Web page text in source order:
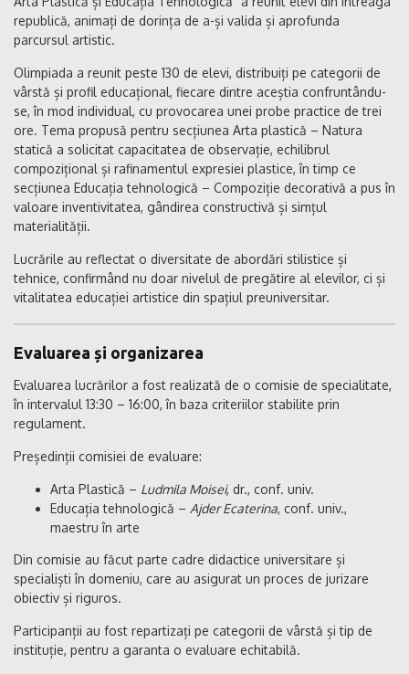
republică, animați de dorința de a-și valida și aprofunda
parcursul artistic.
Olimpiada a reunit peste 130 de elevi, distribuiți pe categorii de
vârstă și profil educațional, fiecare dintre aceștia confruntându-
se, în mod individual, cu provocarea unei probe practice de trei
ore. Tema propusă pentru secțiunea Arta plastică – Natura
statică a solicitat capacitatea de observație, echilibrul
compozițional și rafinamentul expresiei plastice, în timp ce
secțiunea Educația tehnologică – Compoziție decorativă a pus în
valoare inventivitatea, gândirea constructivă și simțul
materialității.
Lucrările au reflectat o diversitate de abordări stilistice și
tehnice, confirmând nu doar nivelul de pregătire al elevilor, ci și
vitalitatea educației artistice din spațiul preuniversitar.
Evaluarea și organizarea
Evaluarea lucrărilor a fost realizată de o comisie de specialitate,
în intervalul 13:30 – 16:00, în baza criteriilor stabilite prin
regulament.
Președinții comisiei de evaluare:
Arta Plastică – Ludmila Moisei, dr., conf. univ.
Educația tehnologică – Ajder Ecaterina, conf. univ.,
maestru în arte
Din comisie au făcut parte cadre didactice universitare și
specialiști în domeniu, care au asigurat un proces de jurizare
obiectiv și riguros.
Participanții au fost repartizați pe categorii de vârstă și tip de
instituție, pentru a garanta o evaluare echitabilă.